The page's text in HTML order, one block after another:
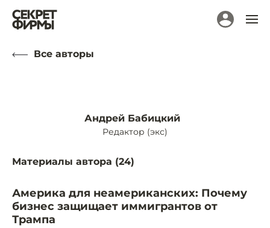
Все авторы
Андрей Бабицкий
Редактор (экс)
Материалы автора (24)
Америка для неамериканских: Почему
бизнес защищает иммигрантов от
Трампа